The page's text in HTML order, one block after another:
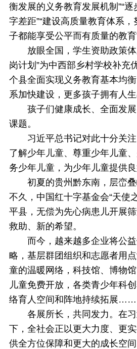
衡发展的义务教育发展机制”“
字差距”“建设高质量教育体系
子都能享受公平而有质量的教
放眼全国，学生资助政策
岗计划”为中西部乡村学校补充
个县全面实现义务教育基本均
系加快建设，更多孩子拥有人生
孩子们健康成长、全面发
课题。
习近平总书记对此十分关
了解少年儿童、尊重少年儿童
务少年儿童，为少年儿童提供良
初夏的贵州黔东南，层峦
不久，中国红十字基金会“天使
平县，无偿为先心病患儿开展
救助、新的希望。
而今，越来越多企业将公
略，基层群团组织和志愿者用
童的温暖网络，科技馆、博物
儿童免费开放，各类青少年科
络育人空间和阵地持续拓展……
各展所长，共同发力。在
下，全社会正以更大力度、更
供全方位保障和更大的成长空间